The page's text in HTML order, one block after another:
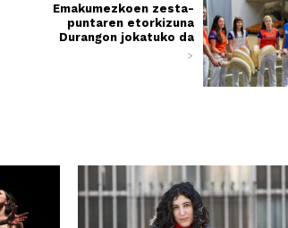
Emakumezkoen zesta-
puntaren etorkizuna
Durangon jokatuko da
>